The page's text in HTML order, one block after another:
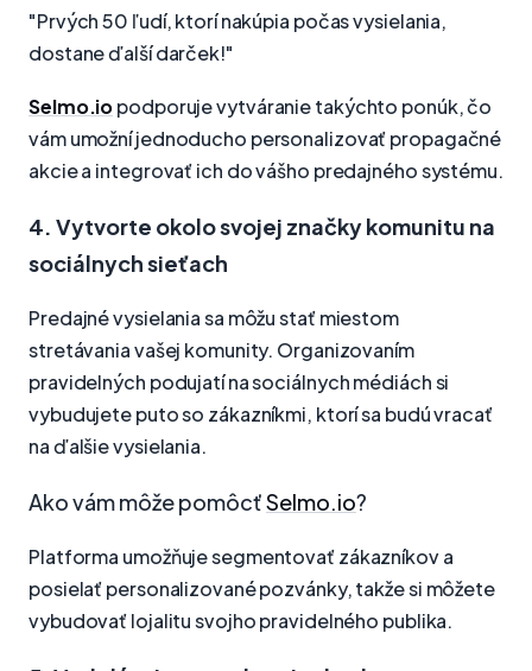
"Prvých 50 ľudí, ktorí nakúpia počas vysielania,
dostane ďalší darček!"
Selmo.iopodporuje vytváranie takýchto ponúk, čo
vám umožní jednoducho personalizovať propagačné
akcie a integrovať ich do vášho predajného systému.
4. Vytvorte okolo svojej značky komunitu na
sociálnych sieťach
Predajné vysielania sa môžu stať miestom
stretávania vašej komunity. Organizovaním
pravidelných podujatí na sociálnych médiách si
vybudujete puto so zákazníkmi, ktorí sa budú vracať
na ďalšie vysielania.
Ako vám môže pomôcťSelmo.io?
Platforma umožňuje segmentovať zákazníkov a
posielať personalizované pozvánky, takže si môžete
vybudovať lojalitu svojho pravidelného publika.